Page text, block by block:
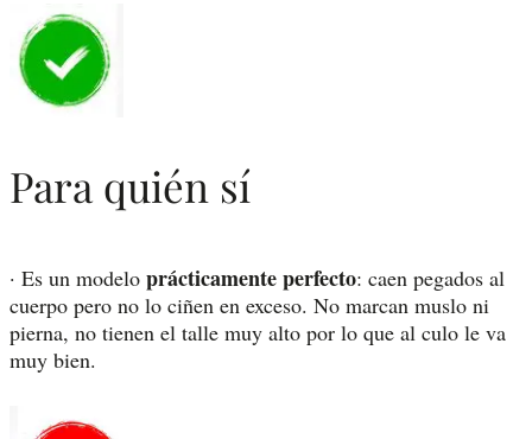
Para quién sí
· Es un modelo prácticamente perfecto: caen pegados al
cuerpo pero no lo ciñen en exceso. No marcan muslo ni
pierna, no tienen el talle muy alto por lo que al culo le va
muy bien.